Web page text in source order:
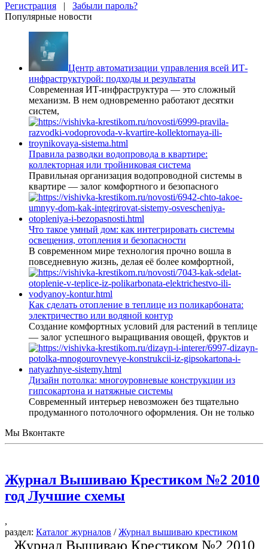
Регистрация | Забыли пароль?
Популярные новости
Центр автоматизации управления всей ИТ-
инфраструктурой: подходы и результаты
Современная ИТ-инфраструктура — это сложный
механизм. В нем одновременно работают десятки
систем,
Правила разводки водопровода в квартире:
коллекторная или тройниковая система
Правильная организация водопроводной системы в
квартире — залог комфортного и безопасного
Что такое умный дом: как интегрировать системы
освещения, отопления и безопасности
В современном мире технология прочно вошла в
повседневную жизнь, делая её более комфортной,
Как сделать отопление в теплице из поликарбоната:
электричество или водяной контур
Создание комфортных условий для растений в теплице
— залог успешного выращивания овощей, фруктов и
Дизайн потолка: многоуровневые конструкции из
гипсокартона и натяжные системы
Современный интерьер невозможен без тщательно
продуманного потолочного оформления. Он не только
Мы Вконтакте
Журнал Вышиваю Крестиком №2 2010
год Лучшие схемы
,
раздел: Каталог журналов /Журнал вышиваю крестиком
Журнал Вышиваю Крестиком №2 2010